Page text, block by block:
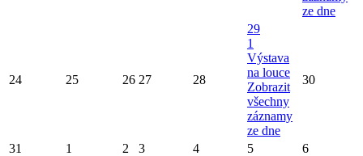
ze dne
24 25 26 27 28
29
1
Výstava
na louce
Zobrazit
všechny
záznamy
ze dne
30
31 1 2 3 4 5 6